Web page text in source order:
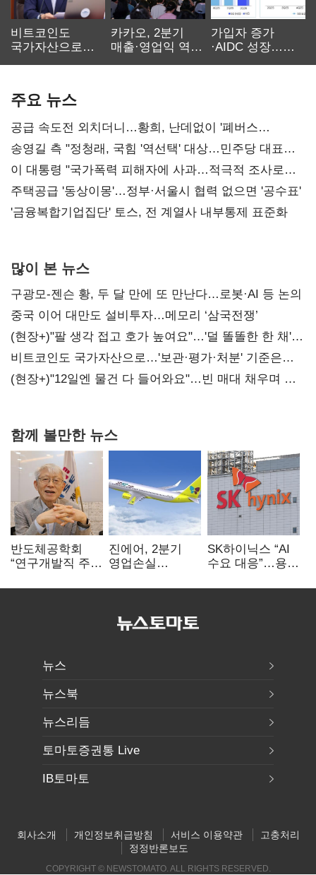
비트코인도
국가자산으로…'
카카오, 2분기
매출·영업익 역대
가입자 증가
·AIDC 성장…
주요 뉴스
공급 속도전 외치더니…황희, 난데없이 '폐버스
리모델링' 제안
송영길 측 "정청래, 국힘 '역선택' 대상…민주당 대표로
총선 지휘 못해"
이 대통령 "국가폭력 피해자에 사과…적극적 조사로
진실 밝혀야"
주택공급 '동상이몽'…정부·서울시 협력 없으면 '공수표'
'금융복합기업집단' 토스, 전 계열사 내부통제 표준화
많이 본 뉴스
구광모-젠슨 황, 두 달 만에 또 만난다…로봇·AI 등 논의
중국 이어 대만도 설비투자…메모리 ‘삼국전쟁’
(현장+)"팔 생각 접고 호가 높여요"…'덜 똘똘한 한 채'
20억 키맞추기
비트코인도 국가자산으로…'보관·평가·처분' 기준은
숙제
(현장+)"12일엔 물건 다 들어와요"…빈 매대 채우며 문
함께 볼만한 뉴스
반도체공학회
“연구개발직 주
개선해야”
진에어, 2분기
영업손실
상승 여파
SK하이닉스 “AI
수요 대응”…용인
투자
뉴스
뉴스북
뉴스리듬
토마토증권통 Live
IB토마토
회사소개 개인정보취급방침 서비스 이용약관
고충처리
정정반론보도
COPYRIGHT © NEWSTOMATO. ALL RIGHTS RESERVED.